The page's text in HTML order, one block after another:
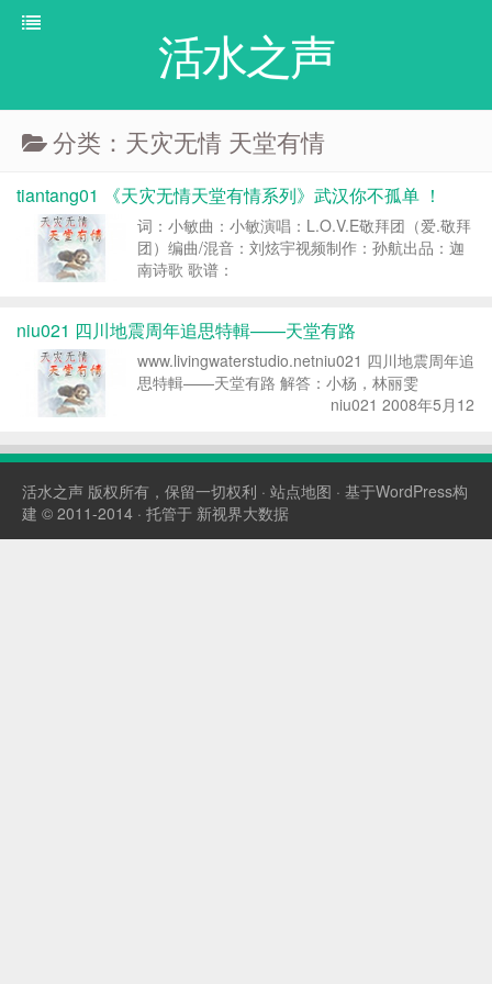
活水之声
分类：天灾无情 天堂有情
tiantang01 《天灾无情天堂有情系列》武汉你不孤单 ！
词：小敏曲：小敏演唱：L.O.V.E敬拜团（爱.敬拜
团）编曲/混音：刘炫宇视频制作：孙航出品：迦
南诗歌 歌谱：
niu021 四川地震周年追思特輯——天堂有路
www.livingwaterstudio.netniu021 四川地震周年追
思特輯——天堂有路 解答：小杨，林丽雯
niu021 2008年5月12
震毁了许许多多建筑物，楼房校舍一瞬...
活水之声 版权所有，保留一切权利 · 站点地图 · 基于WordPress构
建 © 2011-2014 · 托管于 新视界大数据